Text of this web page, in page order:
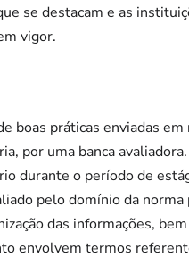
se destacam e as
vigor.
boas práticas enviadas
por uma banca
durante o período de
pelo domínio da
das informações,
envolvem termos